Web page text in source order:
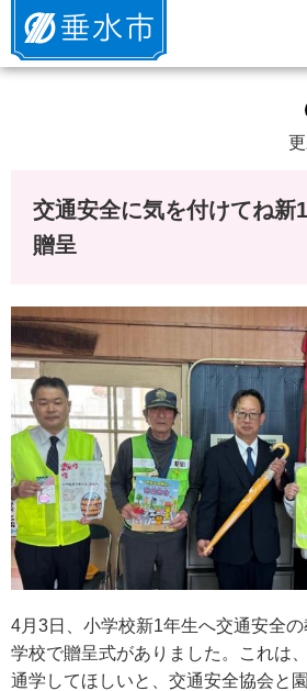
垂水市
交通安全に気を付けてね新
贈呈
4月3日、小学校新1年生へ交通安全
学校で贈呈式がありました。これは
通学してほしいと、交通安全協会と